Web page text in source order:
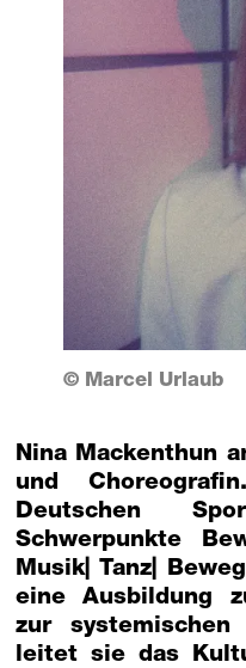
Nina Mackenthun
und
Deutschen
Schwerpunkte
Musik| Tanz|
eine Ausbildung
zur
leitet sie das
© Marcel Urlaub